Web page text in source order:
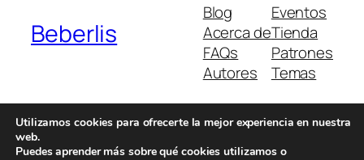
Beberlis
Blog
Acerca de
FAQs
Autores
Eventos
Tienda
Patrones
Temas
Twenty Twenty-Five Diseñado con WordPress
Utilizamos cookies para ofrecerte la mejor experiencia en nuestra
web.
Puedes aprender más sobre qué cookies utilizamos o